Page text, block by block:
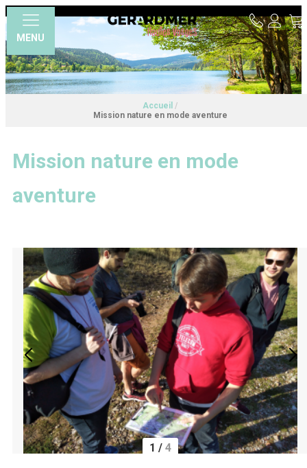
MENU
Accueil /
Mission nature en mode aventure
Mission nature en mode
aventure
1 / 4